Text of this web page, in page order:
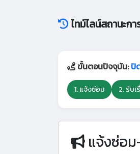
ไทม์ไลน์สถานะก
ขั้นตอนปัจจุบัน:ปิ
1. แจ้งซ่อม 2. รับเ
แจ้งซ่อ